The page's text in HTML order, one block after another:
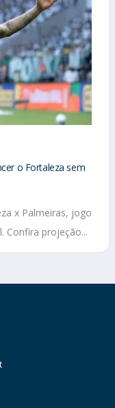
o Fortaleza sem
x Palmeiras, jogo
Confira projeção...